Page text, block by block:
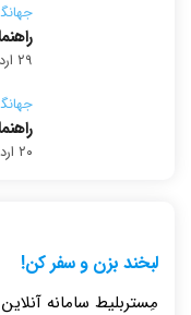
۲۹ اردیبهشت ۱۴۰۵
۲۰ اردیبهشت ۱۴۰۵
لبخند بزن و سفر کن!
مِستربلیط سامانه